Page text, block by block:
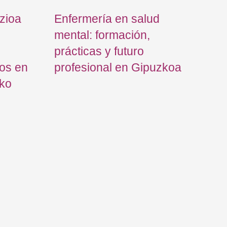
en
Enfermería en salud
mental: formación,
prácticas y futuro
profesional en Gipuzkoa